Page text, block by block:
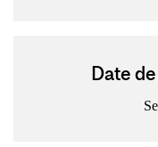
Date